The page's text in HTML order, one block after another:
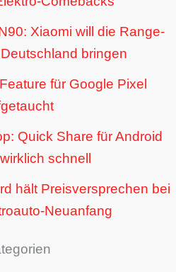
Xiaomi will die Range-
bringen
für Google Pixel
Quick Share für Android
schnell
hält Preisversprechen bei
Neuanfang